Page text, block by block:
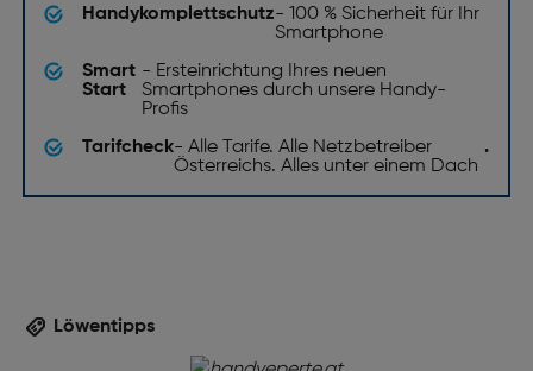
Handykomplettschutz- 100 % Sicherheit für Ihr
Smartphone
Smart
Start
- Ersteinrichtung Ihres neuen
Smartphones durch unsere Handy-
Profis
Tarifcheck- Alle Tarife. Alle Netzbetreiber
Österreichs. Alles unter einem Dach
.
Löwentipps